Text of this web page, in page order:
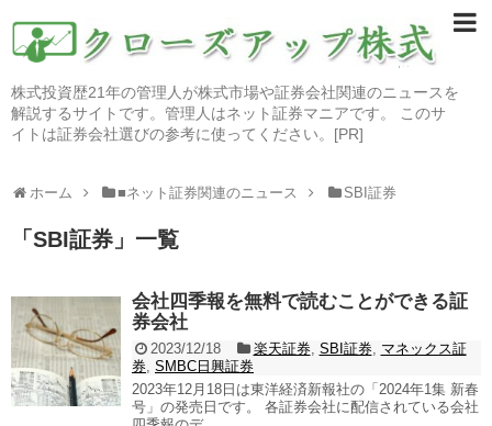
株式投資歴21年の管理人が株式市場や証券会社関連のニュースを
解説するサイトです。管理人はネット証券マニアです。 このサ
イトは証券会社選びの参考に使ってください。[PR]
ホーム ■ネット証券関連のニュース SBI証券
「 SBI証券 」 一覧
会社四季報を無料で読むことができる証
券会社
2023/12/18 楽天証券, SBI証券, マネックス証
券 SMBC日興証券
2023年12月18日は東洋経済新報社の「2024年1集 新春
号」の発売日です。 各証券会社に配信されている会社